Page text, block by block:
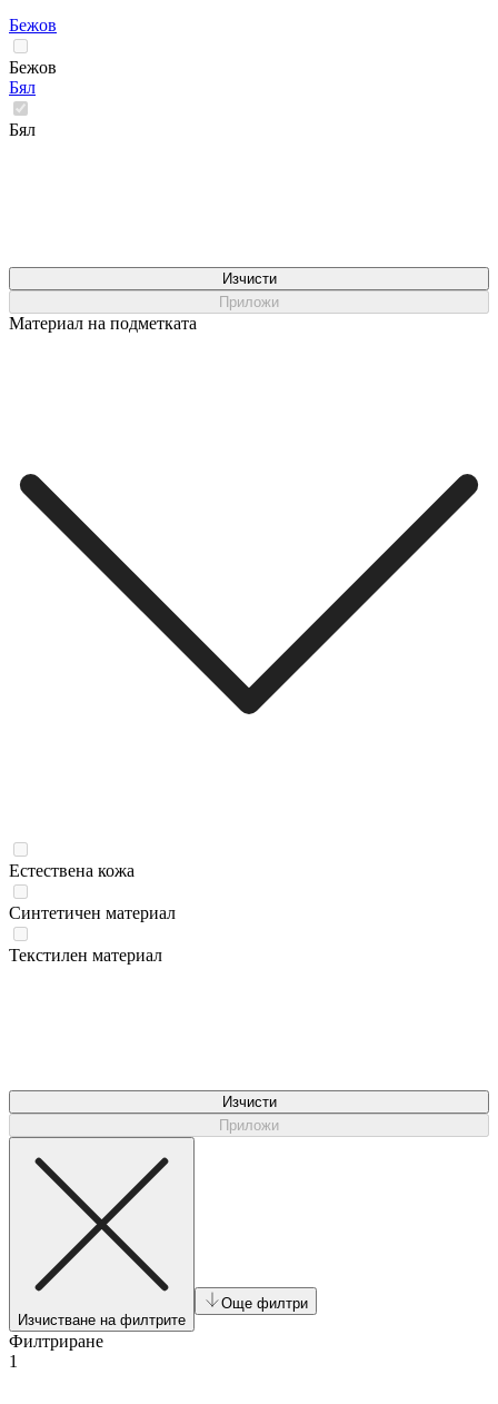
Бежов
Бежов
Бял
Бял
Изчисти
Приложи
Материал на подметката
Естествена кожа
Синтетичен материал
Текстилен материал
Изчисти
Приложи
Изчистване на филтрите
Още филтри
Филтриране
1